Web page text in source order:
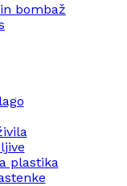
bombaž
plastika